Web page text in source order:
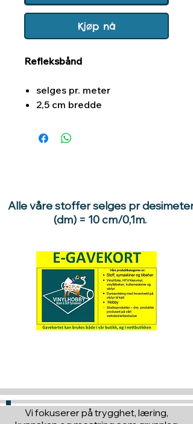
Kjøp nå
Refleksbånd
selges pr. meter
2,5 cm bredde
Alle våre stoffer selges pr desimeter
(dm) = 10 cm/0,1m.
Vi fokuserer på trygghet, læring,